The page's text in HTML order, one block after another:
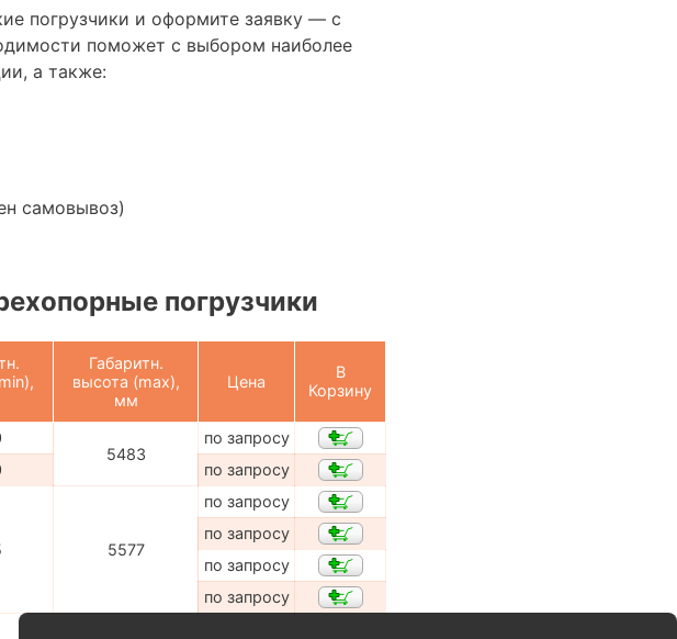
погрузчики и оформите заявку — с
поможет с выбором наиболее
а также:
самовывоз)
погрузчики
Габаритн.
высота (max),
мм
Цена
В
Корзину
5483
по запросу
по запросу
5577
по запросу
по запросу
по запросу
по запросу